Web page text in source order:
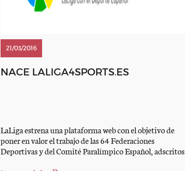
21/03/2016
NACE LALIGA4SPORTS.ES
LaLiga estrena una plataforma web con el objetivo de
poner en valor el trabajo de las 64 Federaciones
Deportivas y del Comité Paralímpico Español, adscritos